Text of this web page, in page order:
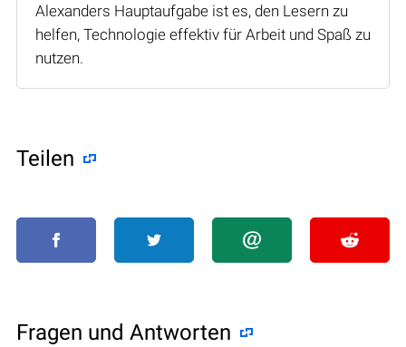
Alexanders Hauptaufgabe ist es, den Lesern zu
helfen, Technologie effektiv für Arbeit und Spaß zu
nutzen.
Teilen
Fragen und Antworten